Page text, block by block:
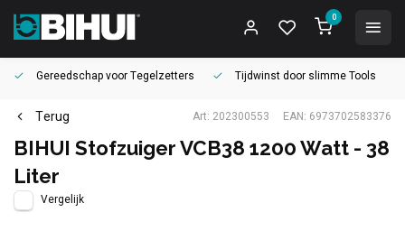
0
Gereedschap voorTegelzetters Tijdwinst door slimme Tools
Terug Art: 202300553 EAN: 6973702583376
BIHUI Stofzuiger VCB38 1200 Watt - 38
Liter
Vergelijk